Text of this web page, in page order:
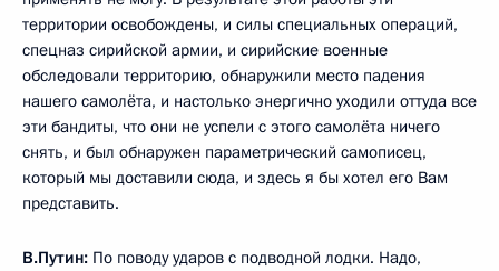
территории освобождены, и силы специальных операций,
спецназ сирийской армии, и сирийские военные
обследовали территорию, обнаружили место падения
нашего самолёта, и настолько энергично уходили оттуда все
эти бандиты, что они не успели с этого самолёта ничего
снять, и был обнаружен параметрический самописец,
который мы доставили сюда, и здесь я бы хотел его Вам
представить.
В.Путин: По поводу ударов с подводной лодки. Надо,